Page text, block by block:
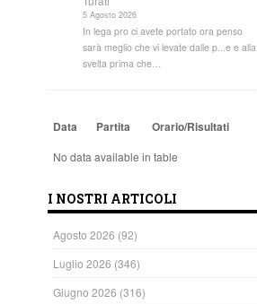
5 Agosto 2026
In lega pro ci avete portato ora penso
sarà meglio che vi levate dalle p...e e alla
svelta prima che…
Data Partita Orario/Risultati
No data available in table
I NOSTRI ARTICOLI
Agosto 2026 (92)
Luglio 2026 (346)
Giugno 2026 (316)